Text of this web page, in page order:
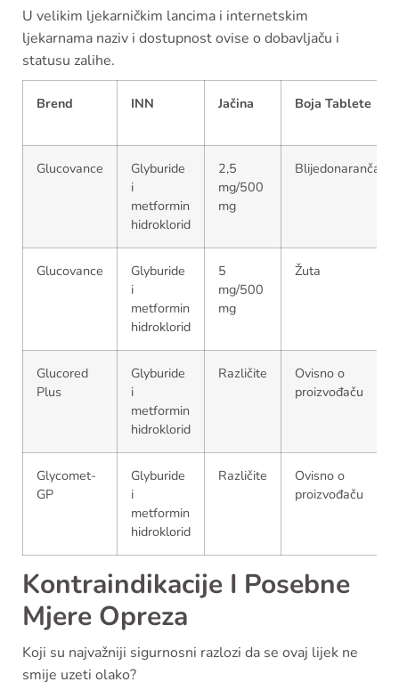
U velikim ljekarničkim lancima i internetskim
ljekarnama naziv i dostupnost ovise o dobavljaču i
statusu zalihe.
Brend INN Jačina Boja Tablete
Glucovance
Glyburide
i
metformin
hidroklorid
2,5
mg/500
mg
Blijedonarančasta
Glucovance
Glyburide
i
metformin
hidroklorid
5
mg/500
mg
Žuta
Glucored
Plus
Glyburide
i
metformin
hidroklorid
Različite
Ovisno o
proizvođaču
Glycomet-
GP
Glyburide
i
metformin
hidroklorid
Različite
Ovisno o
proizvođaču
Kontraindikacije I Posebne
Mjere Opreza
Koji su najvažniji sigurnosni razlozi da se ovaj lijek ne
smije uzeti olako?